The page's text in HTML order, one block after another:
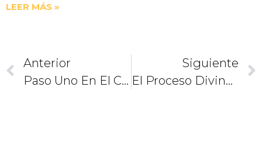
LEER MÁS »
Anterior
Paso Uno En El Cónclave, La Situación Actual De La Iglesia
Siguiente
El Proceso Divino Del Cónclave